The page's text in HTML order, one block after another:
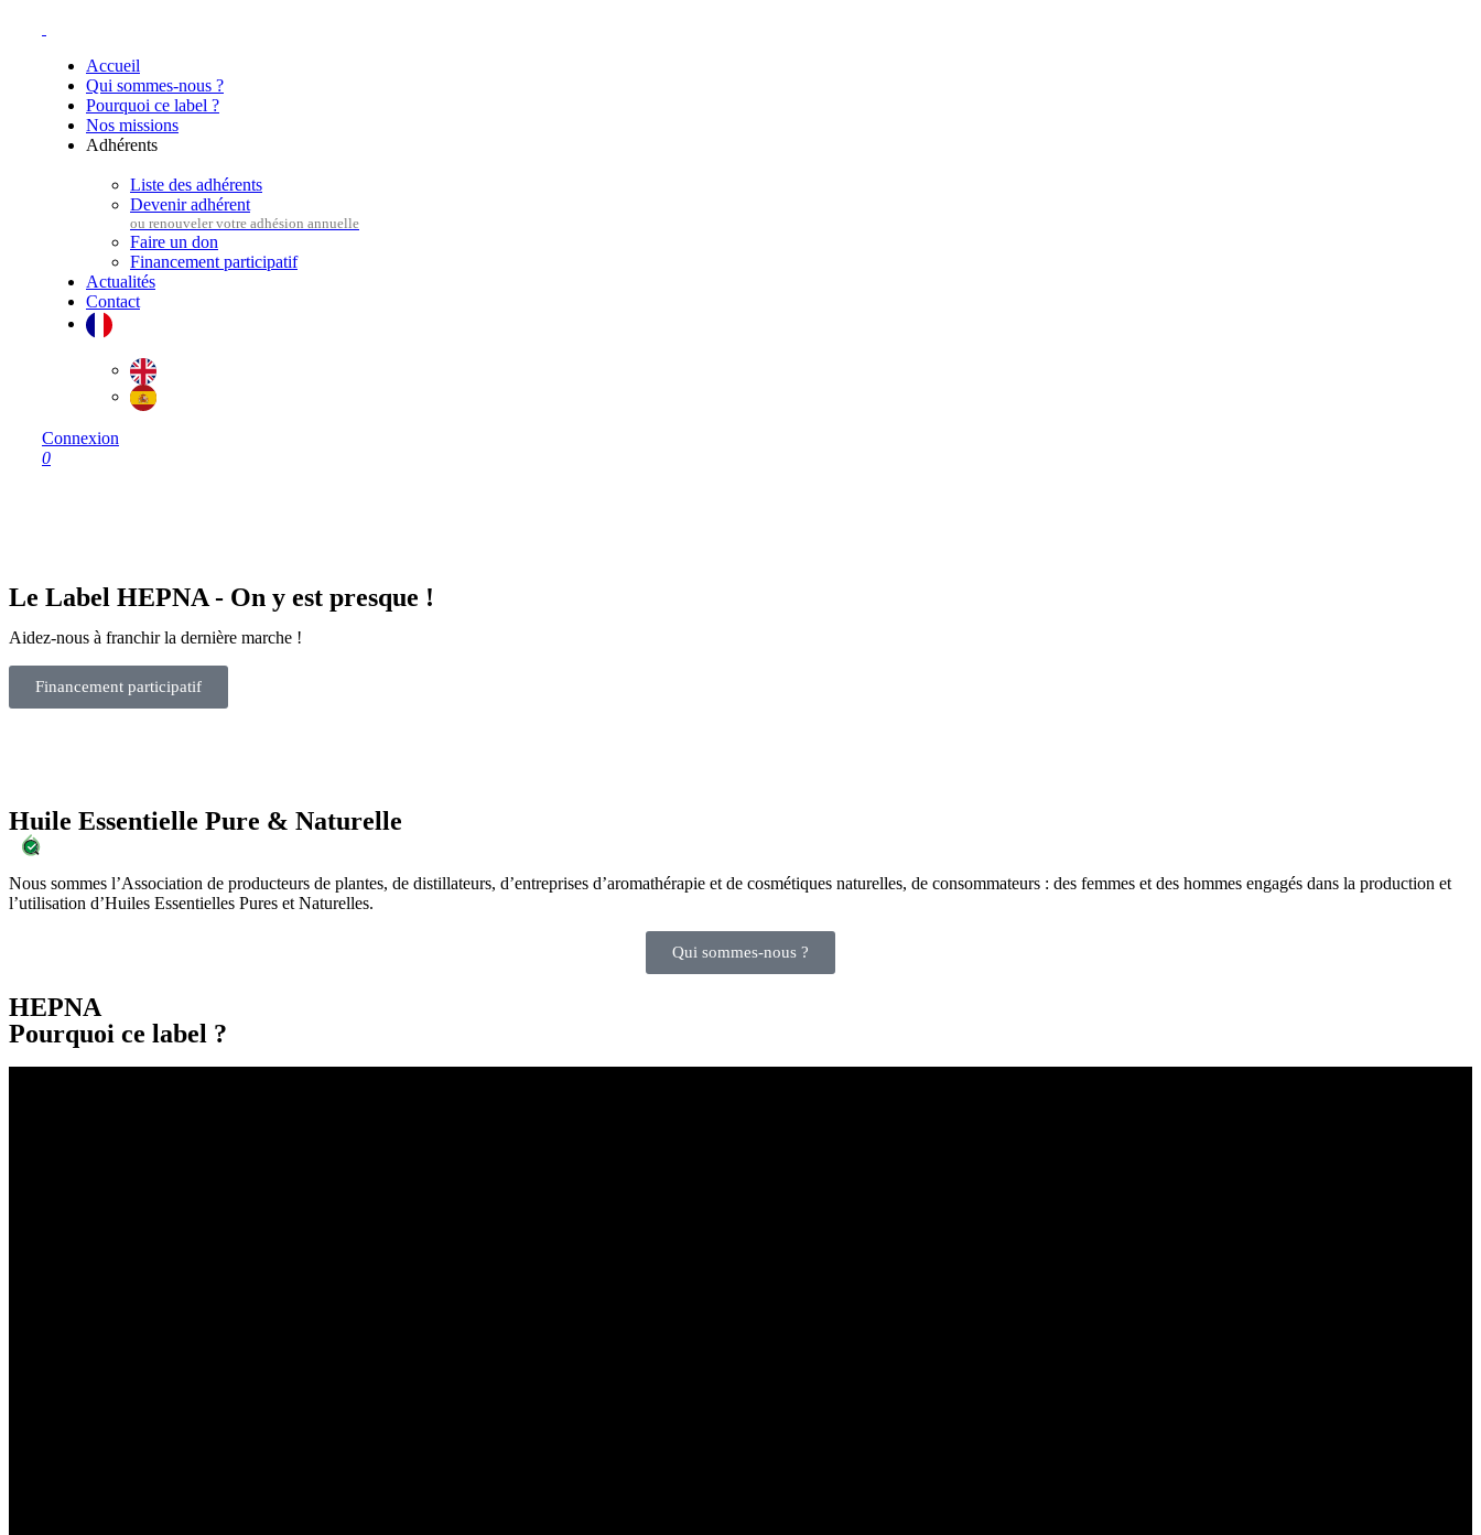
Accueil
Qui sommes-nous ?
Pourquoi ce label ?
Nos missions
Adhérents
Liste des adhérents
Devenir adhérent
Faire un don
Financement participatif
Actualités
Contact
Connexion
0
Le Label HEPNA - On y est presque !
Aidez-nous à franchir la dernière marche !
Financement participatif
Huile Essentielle Pure & Naturelle
Nous sommes l’Association de producteurs de plantes, de distillateurs, d’entreprises d’aromathérapie et de cosmétiques naturelles, de consommateurs : des femmes et des hommes engagés dans la production et
l’utilisation d’Huiles Essentielles Pures et Naturelles.
Qui sommes-nous ?
HEPNA
Pourquoi ce label ?